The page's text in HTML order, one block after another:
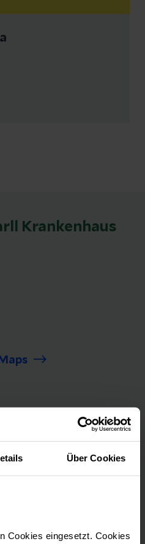
Über Cookies
Cookies eingesetzt. Cookies
Krankenhaus
auf dem Gebiet der